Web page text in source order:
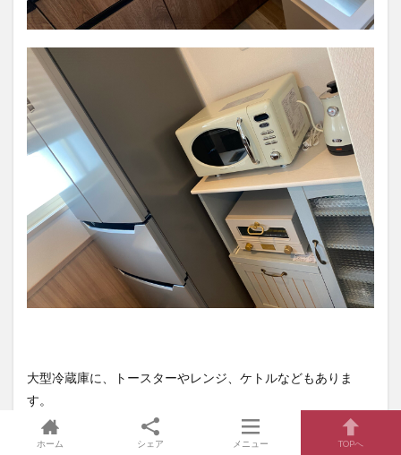
大型冷蔵庫に、トースターやレンジ、ケトルなどもありま
す。
炊飯器もあるのでお米も炊ける🍚
ホーム シェア メニュー TOPへ